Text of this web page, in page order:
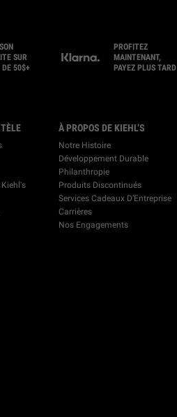
SUR
DE 50$+
PROFITEZ
MAINTENANT,
PAYEZ PLUS TARD
À PROPOS DE KIEHL’S
Notre Histoire
Développement Durable
Philanthropie
Produits Discontinués
Services Cadeaux D’Entreprise
Carrières
Nos Engagements